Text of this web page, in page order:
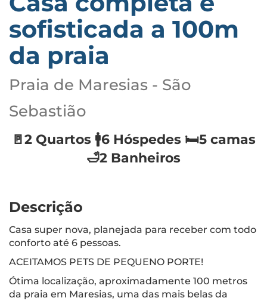
sofisticada a 100m
da praia
Praia de Maresias - São
Sebastião
🚪2 Quartos 🚹6 Hóspedes 🛏️5 camas
🛁2 Banheiros
Descrição
Casa super nova, planejada para receber com todo
conforto até 6 pessoas.
ACEITAMOS PETS DE PEQUENO PORTE!
Ótima localização, aproximadamente 100 metros
da praia em Maresias, uma das mais belas da